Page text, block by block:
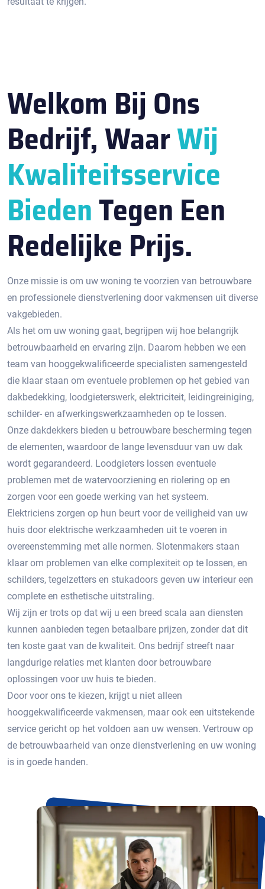
Welkom Bij Ons
Bedrijf, WaarWij
Kwaliteitsservice
BiedenTegen Een
Redelijke Prijs.
Onze missie is om uw woning te voorzien van betrouwbare
en professionele dienstverlening door vakmensen uit diverse
vakgebieden.
Als het om uw woning gaat, begrijpen wij hoe belangrijk
betrouwbaarheid en ervaring zijn. Daarom hebben we een
team van hooggekwalificeerde specialisten samengesteld
die klaar staan om eventuele problemen op het gebied van
dakbedekking, loodgieterswerk, elektriciteit, leidingreiniging,
schilder- en afwerkingswerkzaamheden op te lossen.
Onze dakdekkers bieden u betrouwbare bescherming tegen
de elementen, waardoor de lange levensduur van uw dak
wordt gegarandeerd. Loodgieters lossen eventuele
problemen met de watervoorziening en riolering op en
zorgen voor een goede werking van het systeem.
Elektriciens zorgen op hun beurt voor de veiligheid van uw
huis door elektrische werkzaamheden uit te voeren in
overeenstemming met alle normen. Slotenmakers staan ​​
klaar om problemen van elke complexiteit op te lossen, en
schilders, tegelzetters en stukadoors geven uw interieur een
complete en esthetische uitstraling.
Wij zijn er trots op dat wij u een breed scala aan diensten
kunnen aanbieden tegen betaalbare prijzen, zonder dat dit
ten koste gaat van de kwaliteit. Ons bedrijf streeft naar
langdurige relaties met klanten door betrouwbare
oplossingen voor uw huis te bieden.
Door voor ons te kiezen, krijgt u niet alleen
hooggekwalificeerde vakmensen, maar ook een uitstekende
service gericht op het voldoen aan uw wensen. Vertrouw op
de betrouwbaarheid van onze dienstverlening en uw woning
is in goede handen.